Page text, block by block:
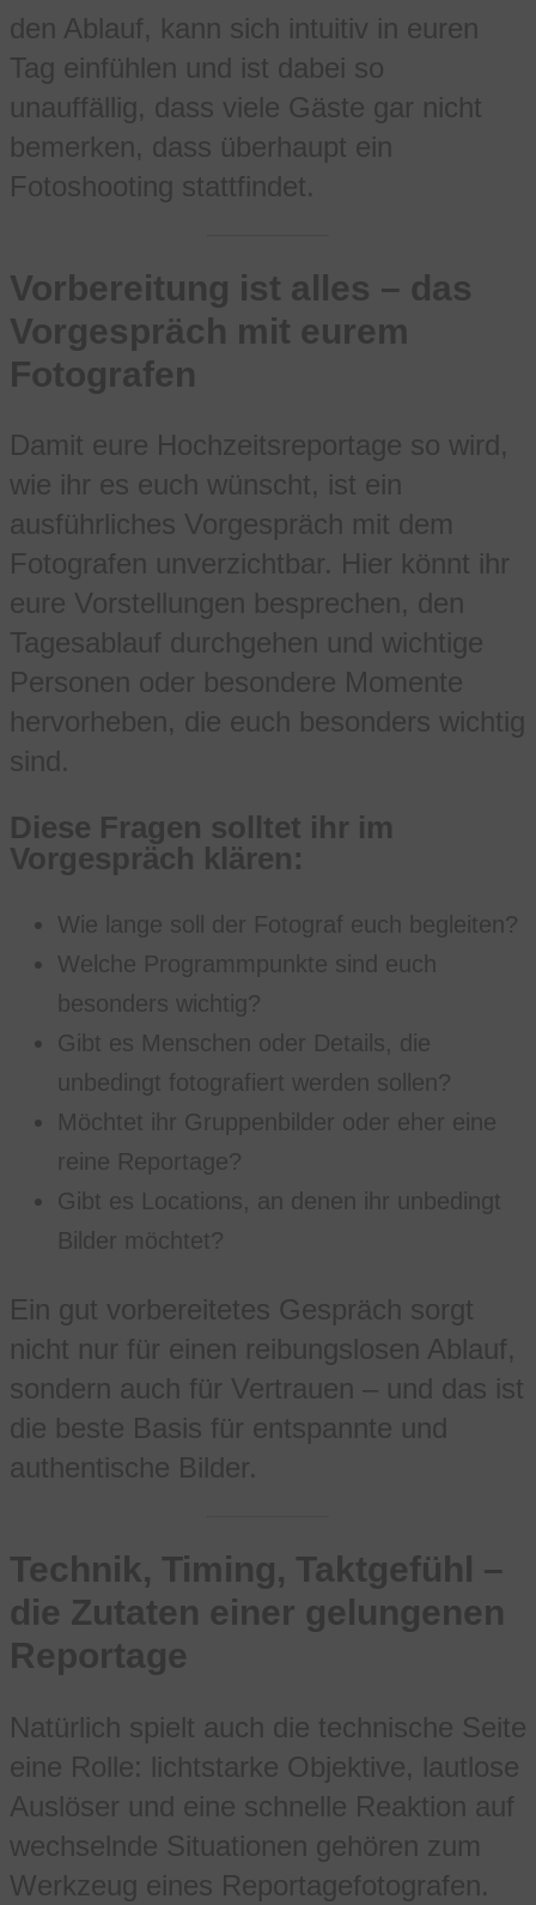
den Ablauf, kann sich intuitiv in euren
Tag einfühlen und ist dabei so
unauffällig, dass viele Gäste gar nicht
bemerken, dass überhaupt ein
Fotoshooting stattfindet.
Vorbereitung ist alles – das
Vorgespräch mit eurem
Fotografen
Damit eure Hochzeitsreportage so wird,
wie ihr es euch wünscht, ist ein
ausführliches Vorgespräch mit dem
Fotografen unverzichtbar. Hier könnt ihr
eure Vorstellungen besprechen, den
Tagesablauf durchgehen und wichtige
Personen oder besondere Momente
hervorheben, die euch besonders wichtig
sind.
Diese Fragen solltet ihr im
Vorgespräch klären:
Wie lange soll der Fotograf euch begleiten?
Welche Programmpunkte sind euch
besonders wichtig?
Gibt es Menschen oder Details, die
unbedingt fotografiert werden sollen?
Möchtet ihr Gruppenbilder oder eher eine
reine Reportage?
Gibt es Locations, an denen ihr unbedingt
Bilder möchtet?
Ein gut vorbereitetes Gespräch sorgt
nicht nur für einen reibungslosen Ablauf,
sondern auch für Vertrauen – und das ist
die beste Basis für entspannte und
authentische Bilder.
Technik, Timing, Taktgefühl –
die Zutaten einer gelungenen
Reportage
Natürlich spielt auch die technische Seite
eine Rolle: lichtstarke Objektive, lautlose
Auslöser und eine schnelle Reaktion auf
wechselnde Situationen gehören zum
Werkzeug eines Reportagefotografen.